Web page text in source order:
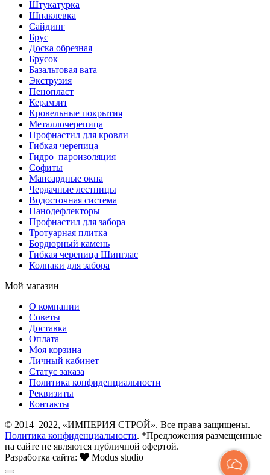
Штукатурка
Шпаклевка
Сайдинг
Брус
Доска обрезная
Брусок
Базальтовая вата
Экструзия
Пенопласт
Керамзит
Кровельные покрытия
Металлочерепица
Профнастил для кровли
Гибкая черепица
Гидро–пароизоляция
Софиты
Мансардные окна
Чердачные лестницы
Водосточная система
Нанодефлекторы
Профнастил для забора
Тротуарная плитка
Бордюрный камень
Гибкая черепица Шинглас
Колпаки для забора
Мой магазин
О компании
Советы
Доставка
Оплата
Моя корзина
Личный кабинет
Статус заказа
Политика конфиденциальности
Реквизиты
Контакты
© 2014–2022, «ИМПЕРИЯ СТРОЙ». Все права защищены.
Политика конфиденциальности. *Предложения размещенные
на сайте не являются публичной офертой.
Разработка сайта:
Modus studio